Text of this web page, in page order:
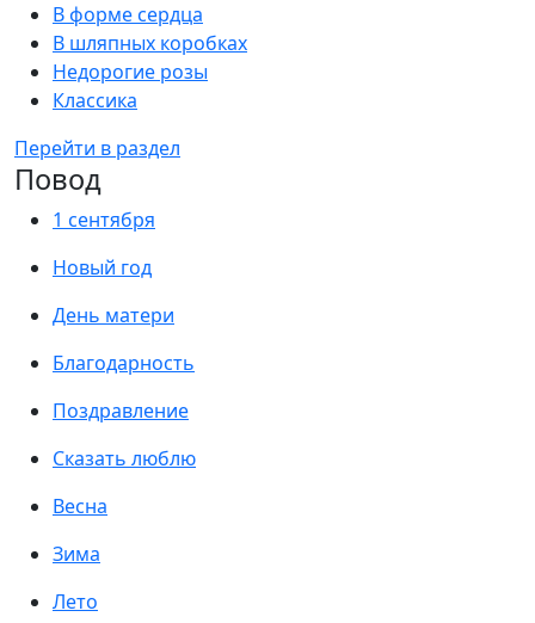
В форме сердца
В шляпных коробках
Недорогие розы
Классика
Перейти в раздел
Повод
1 сентября
Новый год
День матери
Благодарность
Поздравление
Сказать люблю
Весна
Зима
Лето